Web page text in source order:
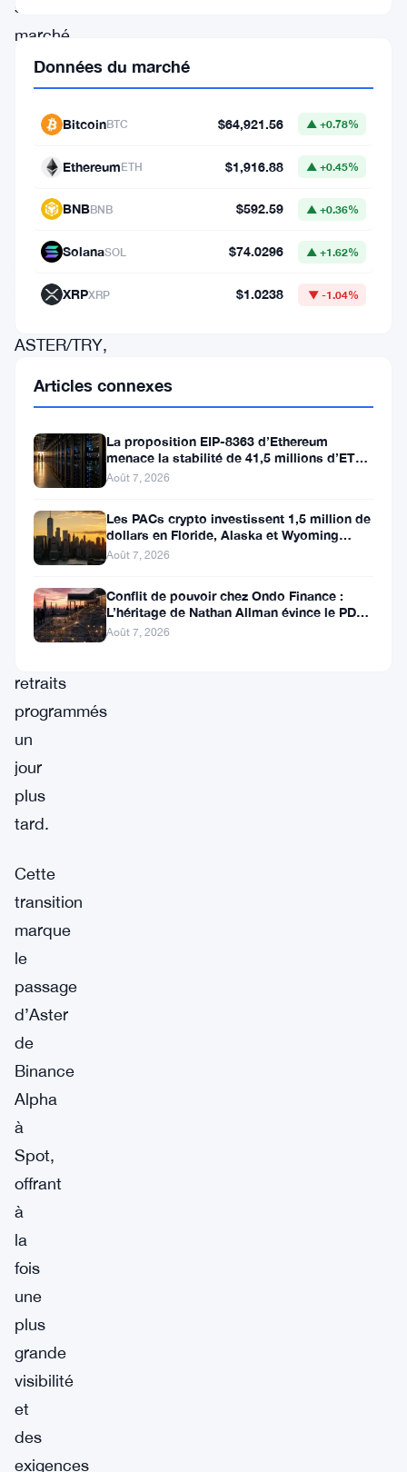
son
marché
Spot
principal.
trading
ASTER/USDT,
ASTER/USDC
ASTER/TRY,
dépôts
ouverts
trois
heures
avant
lancement
retraits
programmés
un
jour
plus
tard.
Cette
transition
marque
le
passage
d’Aster
de
Binance
Alpha
à
Spot,
offrant
à
la
fois
une
plus
grande
visibilité
et
des
exigences
Données du marché
BitcoinBTC $64,921.56 ▲ +0.78%
EthereumETH $1,916.88 ▲ +0.45%
BNBBNB $592.59 ▲ +0.36%
SolanaSOL $74.0296 ▲ +1.62%
XRPXRP $1.0238 ▼ -1.04%
Articles connexes
La proposition EIP-8363 d’Ethereum
menace la stabilité de 41,5 millions d’ETH
stakés et de la DeFi
Août 7, 2026
Les PACs crypto investissent 1,5 million de
dollars en Floride, Alaska et Wyoming
après un revers au Michigan
Août 7, 2026
Conflit de pouvoir chez Ondo Finance :
L’héritage de Nathan Allman évince le PDG
Ian De Bode le 24 juillet
Août 7, 2026